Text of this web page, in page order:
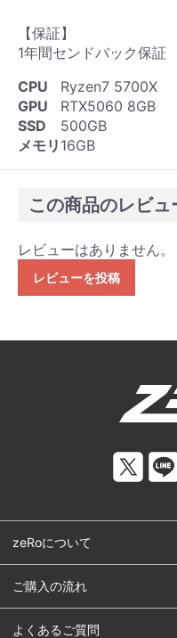
【保証】
1年間センドバック保証
CPU
Ryzen7 5700X
GPU
RTX5060 8GB
SSD
500GB
メモリ 16GB
この商品のレビュ
レビューはありません。
レビューを投稿
zeRoについて
ご購入の流れ
よくあるご質問